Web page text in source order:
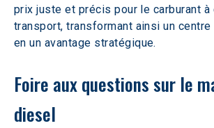
prix juste et précis pour le carburant à
transport, transformant ainsi un
en un avantage stratégique.
Foire aux questions sur le
diesel